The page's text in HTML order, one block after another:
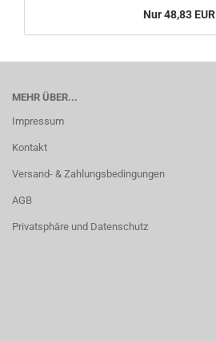
Nur 48,83 EUR
MEHR ÜBER...
Impressum
Kontakt
Versand- & Zahlungsbedingungen
AGB
Privatsphäre und Datenschutz